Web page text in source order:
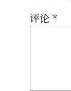
评论 *